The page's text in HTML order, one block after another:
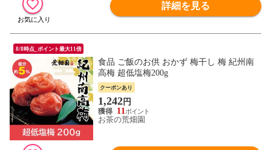
詳細を見る
8/8時点_ポイント最大11倍
食品 ご飯のお供 おかず 梅干し 梅 紀州南
高梅 超低塩梅200g
クーポンあり
1,242円
11
お茶の荒畑園